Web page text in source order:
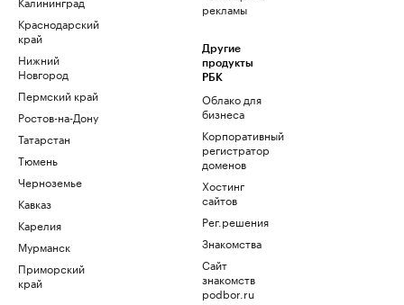
Краснодарский
край
Нижний
Новгород
Пермский край
Ростов-на-Дону
Татарстан
Тюмень
Черноземье
Кавказ
Карелия
Мурманск
Приморский
край
рекламы
Другие
продукты
РБК
Облако для
бизнеса
Корпоративный
регистратор
доменов
Хостинг
сайтов
Рег.решения
Знакомства
Сайт
знакомств
podbor.ru